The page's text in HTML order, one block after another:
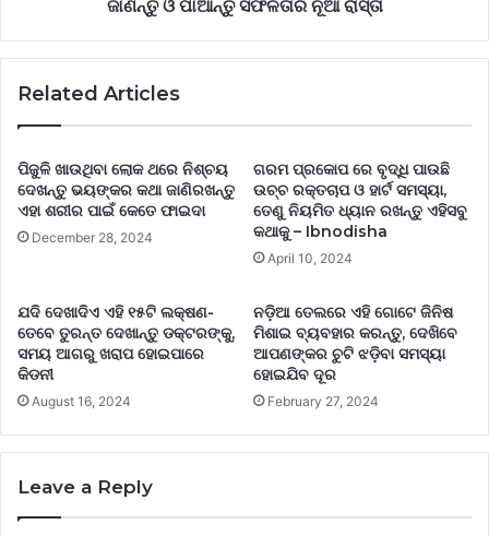
ଜାଣନ୍ତୁ ଓ ପାଆନ୍ତୁ ସଫଳତାର ନୂଆ ରାସ୍ତା
Related Articles
ପିଜୁଳି ଖାଉଥିବା ଲୋକ ଥରେ ନିଶ୍ଚୟ
ଦେଖନ୍ତୁ ଭୟଙ୍କର କଥା ଜାଣିରଖନ୍ତୁ
ଏହା ଶରୀର ପାଇଁ କେତେ ଫାଇଦା
December 28, 2024
ଗରମ ପ୍ରକୋପ ରେ ବୃଦ୍ଧି ପାଉଛି
ଉଚ୍ଚ ରକ୍ତଚାପ ଓ ହାର୍ଟ ସମସ୍ୟା,
ତେଣୁ ନିୟମିତ ଧ୍ୟାନ ରଖନ୍ତୁ ଏହିସବୁ
କଥାକୁ – Ibnodisha
April 10, 2024
ଯଦି ଦେଖାଦିଏ ଏହି ୧୫ଟି ଲକ୍ଷଣ-
ତେବେ ତୁରନ୍ତ ଦେଖାନ୍ତୁ ଡକ୍ଟରଙ୍କୁ,
ସମୟ ଆଗରୁ ଖରାପ ହୋଇପାରେ
କିଡନୀ
August 16, 2024
ନଡ଼ିଆ ତେଲରେ ଏହି ଗୋଟେ ଜିନିଷ
ମିଶାଇ ବ୍ୟବହାର କରନ୍ତୁ, ଦେଖିବେ
ଆପଣଙ୍କର ଚୁଟି ଝଡ଼ିବା ସମସ୍ୟା
ହୋଇଯିବ ଦୂର
February 27, 2024
Leave a Reply